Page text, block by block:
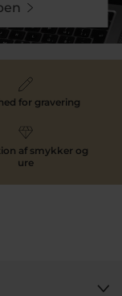
for gravering
af smykker og
ure